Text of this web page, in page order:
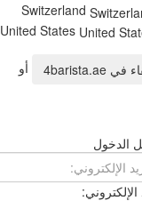
Switzerland
United States
في 4barista.ae أو
الدخول
الإلكتروني: